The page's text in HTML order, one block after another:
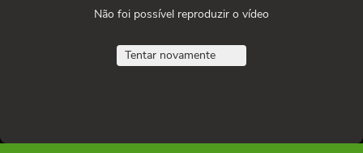
Não foi possível reproduzir o vídeo
Tentar novamente